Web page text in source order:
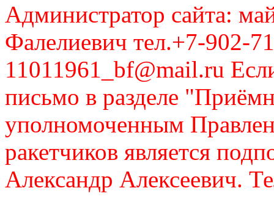
Администратор сайта:
Фалелиевич тел.+7-902-
11011961_bf@mail.ru
письмо в разделе
уполномоченным
ракетчиков является
Александр Алексеевич.